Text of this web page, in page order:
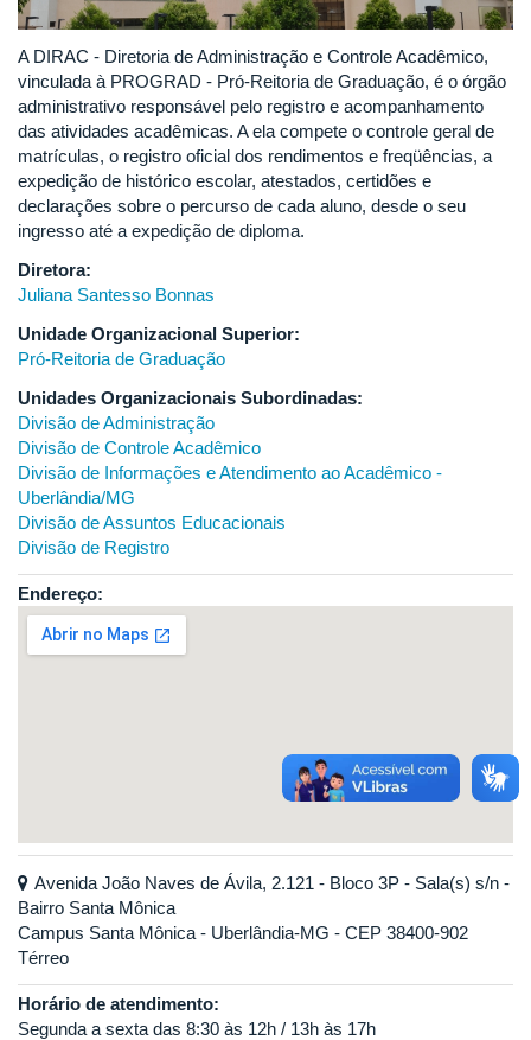
A DIRAC - Diretoria de Administração e Controle Acadêmico,
vinculada à PROGRAD - Pró-Reitoria de Graduação, é o órgão
administrativo responsável pelo registro e acompanhamento
das atividades acadêmicas. A ela compete o controle geral de
matrículas, o registro oficial dos rendimentos e freqüências, a
expedição de histórico escolar, atestados, certidões e
declarações sobre o percurso de cada aluno, desde o seu
ingresso até a expedição de diploma.
Diretora:
Juliana Santesso Bonnas
Unidade Organizacional Superior:
Pró-Reitoria de Graduação
Unidades Organizacionais Subordinadas:
Divisão de Administração
Divisão de Controle Acadêmico
Divisão de Informações e Atendimento ao Acadêmico -
Uberlândia/MG
Divisão de Assuntos Educacionais
Divisão de Registro
Endereço:
Avenida João Naves de Ávila, 2.121 - Bloco 3P - Sala(s) s/n -
Bairro Santa Mônica
Campus Santa Mônica - Uberlândia-MG - CEP 38400-902
Térreo
Horário de atendimento:
Segunda a sexta das 8:30 às 12h / 13h às 17h